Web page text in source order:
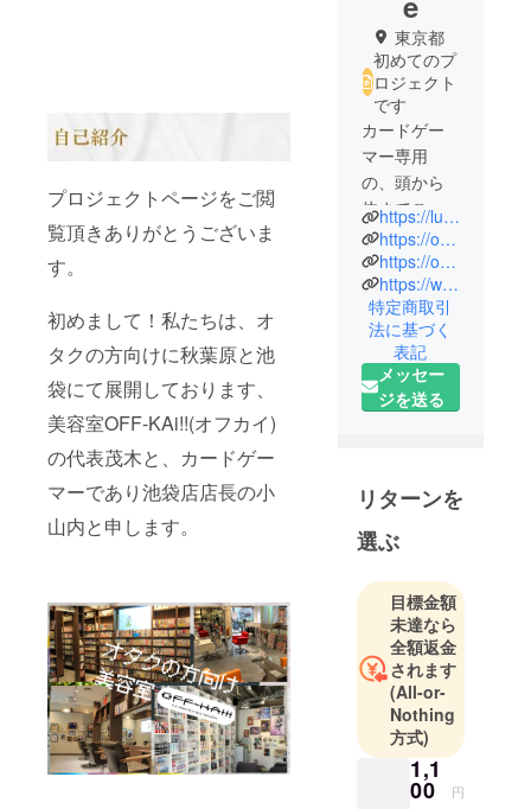
プロジェクトページをご閲
覧頂きありがとうございま
す。
初めまして！私たちは、オ
タクの方向けに秋葉原と池
袋にて展開しております、
美容室OFF-KAi!!(オフカイ)
の代表茂木と、カードゲー
マーであり池袋店店長の小
山内と申します。
東京都
初めてのプ
ロジェクト
です
カードゲー
マー専用
の、頭から
体までこれ
一本で完結
する全身洗
浄液プロダ
クトのアカ
ウントで
す。
カードゲー
ムの世界か
払拭し、快
ゲーマーラ
するべく生
まれるブラ
ンドです！
このプロダ
クトがカー
ドゲーム界
隈に浸透
し、よりよ
https://lushtree.net/
https://off-kai.com/
https://off-kai.com/ikebukuro/
https://www.osee-officialshop.com/
特定商取引
法に基づく
表記
メッセー
ジを送る
リターンを
選ぶ
目標金額
未達なら
全額返金
されます
(All-or-
Nothing
方式)
1,1
00 円